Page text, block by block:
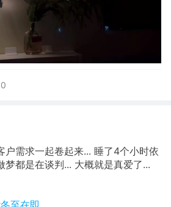
0
户需求一起卷起来... 睡了4个小时依
梦都是在谈判... 大概就是真爱了...
至在即